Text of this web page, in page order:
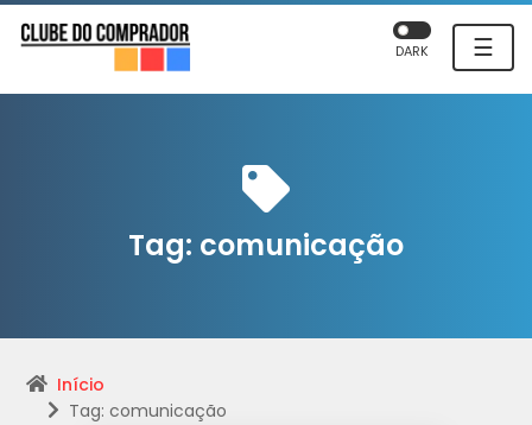
☰
DARK
Tag: comunicação
Início
Tag: comunicação